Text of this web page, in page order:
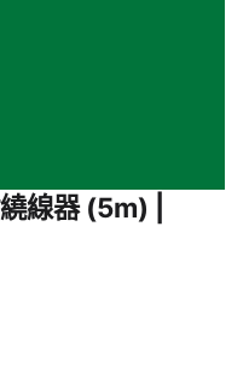
線器 (5m) |